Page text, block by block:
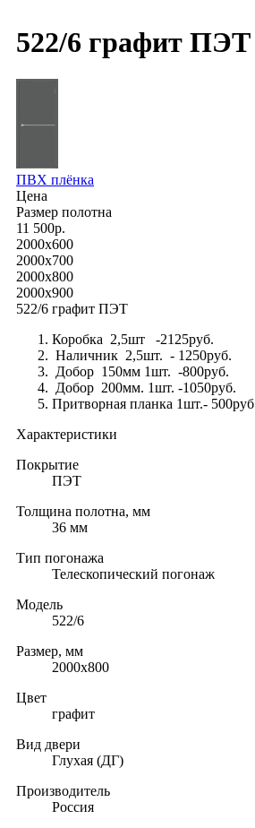
522/6 графит ПЭТ
ПВХ плёнка
Цена
Размер полотна
11 500р.
2000x600
2000x700
2000x800
2000x900
522/6 графит ПЭТ
Коробка 2,5шт -2125руб.
Наличник 2,5шт. - 1250руб.
Добор 150мм 1шт. -800руб.
Добор 200мм. 1шт. -1050руб.
Притворная планка 1шт.- 500руб
Характеристики
Покрытие
ПЭТ
Толщина полотна, мм
36 мм
Тип погонажа
Телескопический погонаж
Модель
522/6
Размер, мм
2000х800
Цвет
графит
Вид двери
Глухая (ДГ)
Производитель
Россия